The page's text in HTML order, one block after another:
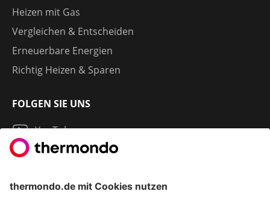
Heizen mit Gas
Vergleichen & Entscheiden
Erneuerbare Energien
Richtig Heizen & Sparen
FOLGEN SIE UNS
YouTube
Instagram